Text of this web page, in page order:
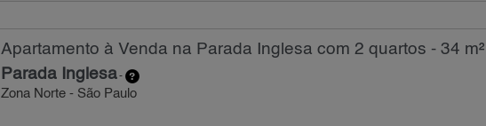
Apartamento à Venda na Parada Inglesa com 2 quartos - 34 m²
Parada Inglesa-
Zona Norte - São Paulo